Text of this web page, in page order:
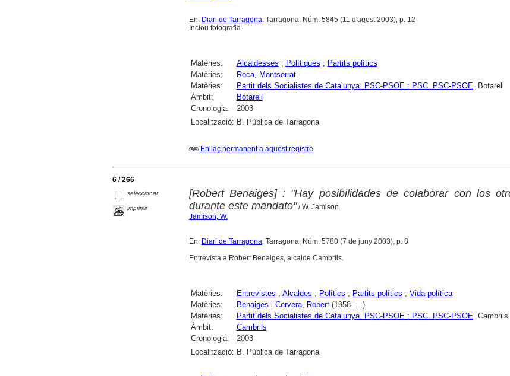
En: Diari de Tarragona. Tarragona, Núm. 5845 (11 d'agost 2003), p. 12
Inclou fotografia.
Matèries: Alcaldesses ; Polítiques ; Partits polítics
Matèries:
Roca, Montserrat
Matèries:
Partit dels Socialistes de Catalunya. PSC-PSOE : PSC. PSC-PSOE. Botarell
Àmbit:
Botarell
Cronologia:
2003
Localització: B. Pública de Tarragona
Enllaç permanent a aquest registre
6 / 266
seleccionar
imprimir
[Robert Benaiges] : "Hay posibilidades de colaborar con los
durante este mandato"/ W. Jamison
Jamison, W.
En: Diari de Tarragona . Tarragona, Núm. 5780 (7 de juny 2003), p. 8
Entrevista a Robert Benaiges, alcalde Cambrils.
Matèries: Entrevistes ; Alcaldes ; Polítics ; Partits polítics ; Vida política
Matèries:
Benaiges i Cervera, Robert(1958-....)
Matèries:
Partit dels Socialistes de Catalunya. PSC-PSOE : PSC. PSC-PSOE . Cambrils
Àmbit:
Cambrils
Cronologia:
2003
Localització: B. Pública de Tarragona